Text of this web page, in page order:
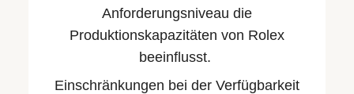
Anforderungsniveau die
Produktionskapazitäten von Rolex
beeinflusst.
Einschränkungen bei der Verfügbarkeit